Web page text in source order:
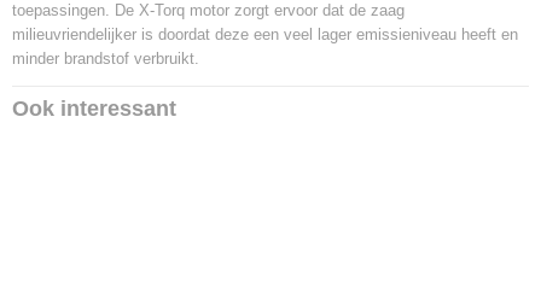
toepassingen. De X-Torq motor zorgt ervoor dat de zaag
milieuvriendelijker is doordat deze een veel lager emissieniveau heeft en
minder brandstof verbruikt.
Ook interessant